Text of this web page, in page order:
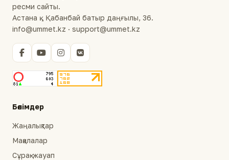
ресми сайты.
Астана қ., Қабанбай батыр даңғылы, 36.
info@ummet.kz · support@ummet.kz
Бөлімдер
Жаңалықтар
Мақалалар
Сұрақ-жауап